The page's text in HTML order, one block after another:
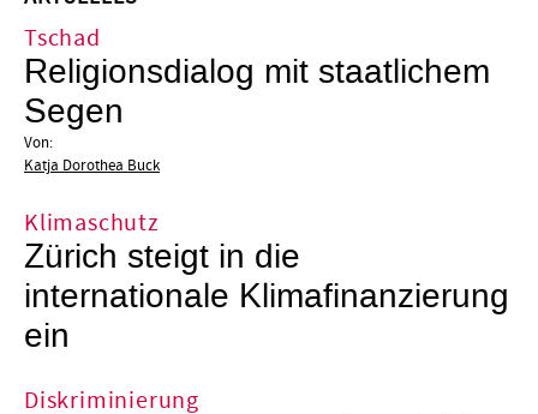
Tschad
Religionsdialog mit staatlichem
Segen
Von:
Katja Dorothea Buck
Klimaschutz
Zürich steigt in die
internationale Klimafinanzierung
ein
Diskriminierung